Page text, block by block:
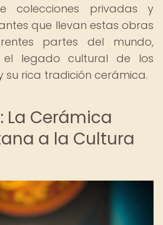
colecciones privadas y
que llevan estas obras
partes del mundo,
el legado cultural de los
su rica tradición cerámica.
La Cerámica
a la Cultura